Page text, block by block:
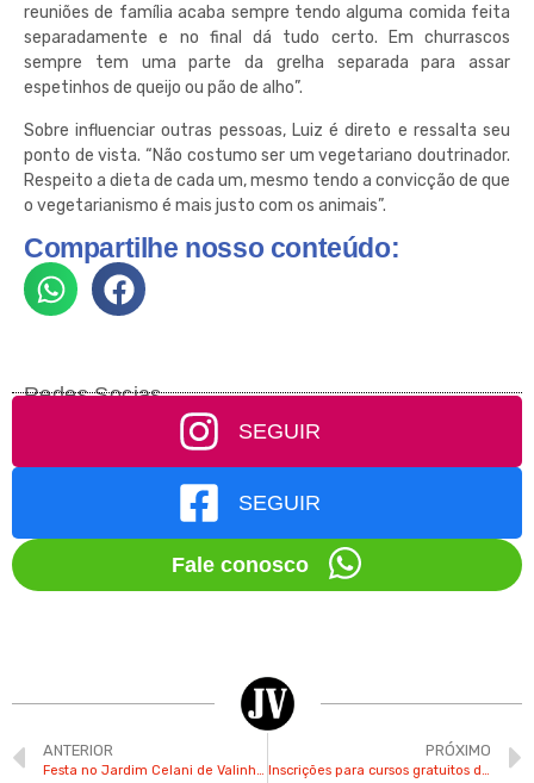
reuniões de família acaba sempre tendo alguma comida feita
separadamente e no final dá tudo certo. Em churrascos
sempre tem uma parte da grelha separada para assar
espetinhos de queijo ou pão de alho”.
Sobre influenciar outras pessoas, Luiz é direto e ressalta seu
ponto de vista. “Não costumo ser um vegetariano doutrinador.
Respeito a dieta de cada um, mesmo tendo a convicção de que
o vegetarianismo é mais justo com os animais”.
Compartilhe nosso conteúdo:
Redes Socias
SEGUIR
SEGUIR
Fale conosco
ANTERIOR
Festa no Jardim Celani de Valinhos tem jogos e brincadeiras neste sábado
PRÓXIMO
Inscrições para cursos gratuitos de beleza em Valinhos serão abertas nesta segunda